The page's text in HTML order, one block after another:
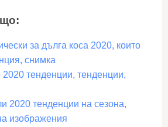
за дълга коса 2020, които
снимка
тенденции, тенденции,
2020 тенденции на сезона,
изображения